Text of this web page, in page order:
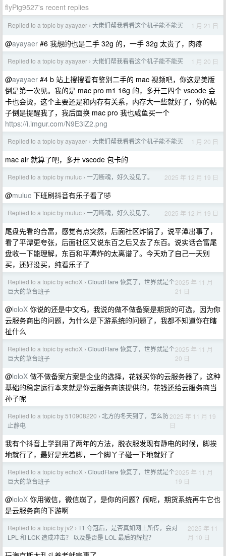
flyPig9527's recent replies
Replied to a topic by ayayaer › 大佬们帮我看看这个机子能不能买 1 月 21 日
@ayayaer #6 我想的也是二手 32g 的，一手 32g 太贵了，肉疼
Replied to a topic by ayayaer › 大佬们帮我看看这个机子能不能买 1 月 20 日
@ayayaer #4 b 站上搜搜看有鉴别二手的 mac 视频吧，你这是美版
倒是第一次见。我的是 mac pro m1 16g 的，多开三四个 vscode 会
卡也会烫，这个主要还是和内存有关系，内存大一些就好了，你的帖
子倒是提醒我了，我后面换 mac pro 我也咸鱼买一个
https://i.imgur.com/N9E3iZ2.png
Replied to a topic by ayayaer › 大佬们帮我看看这个机子能不能买 1 月 20 日
mac air 就算了吧，多开 vscode 包卡的
Replied to a topic by muluc › 一刀断魂，好久没见了。 2025 年 12 月 19 日
@muluc 下班刷抖音有乐子看了🤣
Replied to a topic by muluc › 一刀断魂，好久没见了。 2025 年 12 月 19 日
尾盘先看的合富，感觉有点突然，后面社区炸锅了，说平潭出事了，
看了平潭更夸张，后面社区又说东百之后又去了东百。说实话合富尾
盘收一下能理解，东百和平潭炸的太离谱了。今天劝了自己一天别
买，还好没买，纯看乐子了
Replied to a topic by echoX › CloudFlare 恢复了，世界就是个
巨大的草台班子
2025 年 11 月
21 日
@loloX 你说的还是中文吗，我说的做不做备案是期货的可选，因为你
云服务商出的问题，为什么是下游系统的问题了，我都不知道你在瞎
扯什么
Replied to a topic by echoX › CloudFlare 恢复了，世界就是个
巨大的草台班子
2025 年 11 月
20 日
@loloX 做不做备案方案是企业的选择，花钱买你的云服务器了，这种
基础的稳定运行本来就是你云服务商该提供的，花钱还给云服务商当
孙子呢
Replied to a topic by 510908220 › 北方的冬天到了，怎么防
止静电
2025 年 11 月 19
日
我有个抖音上学到用了两年的方法，脱衣服发现有静电的时候，脚挨
地就行了，最好是光着脚，一个脚丫子碰一下地就好了
Replied to a topic by echoX › CloudFlare 恢复了，世界就是个
巨大的草台班子
2025 年 11 月
19 日
@loloX 你用微信，微信崩了，是你的问题？闹呢，期货系统再牛它也
是云服务商的下游啊
Replied to a topic by jv2 › T1 夺冠后，是否真如网上所传，会对
LPL 和 LCK 造成冲击？ 以及是否是 LOL 最后的辉煌？
2025 年 11
月 10 日